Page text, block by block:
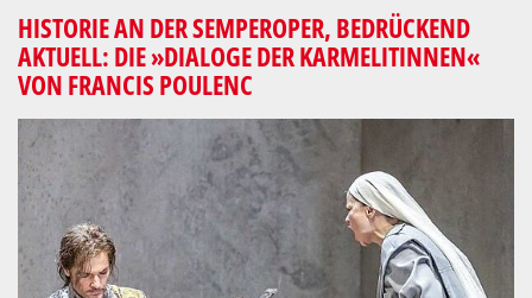
HISTORIE AN DER SEMPEROPER, BEDRÜCKEND
AKTUELL: DIE »DIALOGE DER KARMELITINNEN«
VON FRANCIS POULENC